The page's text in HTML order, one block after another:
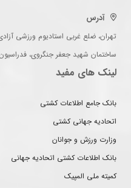
آدرس
تهران، ضلع غربی استادیوم ورزشی
ساختمان شهید جعفر جنگروی،
لینک های مفید
بانک جامع اطلاعات کشتی
اتحادیه جهانی کشتی
وزارت ورزش و جوانان
بانک اطلاعات کشتی اتحادیه جهانی
کمیته ملی المپیک